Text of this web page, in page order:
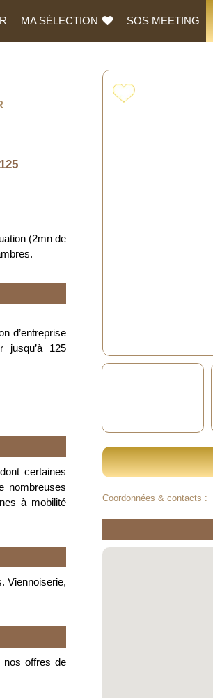
MA SÉLECTION SOS MEETING
125
(2mn de
d’entreprise
jusqu’à 125
certaines
nombreuses
à mobilité
Viennoiserie,
nos offres de
Coordonnées & contacts :